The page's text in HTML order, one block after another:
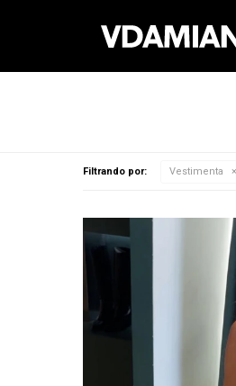
Filtrando por: Vestimenta